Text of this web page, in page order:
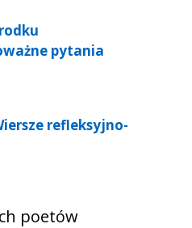
pytania
refleksyjno-
poetów